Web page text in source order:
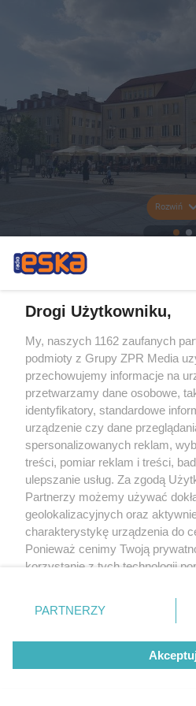
Rozwiń
Drogi Użytkowniku,
My, naszych 1162 zaufanych
podmioty z Grupy ZPR Media
przechowujemy informacje na
przetwarzamy dane osobowe,
identyfikatory, standardowe
urządzenie czy dane
spersonalizowanych reklam,
treści, pomiar reklam i treści,
ulepszanie usług. Za zgodą
Partnerzy możemy używać
geolokalizacyjnych oraz
charakterystykę urządzenia do
Ponieważ cenimy Twoją
korzystanie z tych technologii
zmienić/wycofać klikając
znajdujący się w lewym dolnym
rodzaje przetwarzania danych
użytkownika, ale masz prawo
przetwarzaniu. Preferencje będą
PARTNERZY